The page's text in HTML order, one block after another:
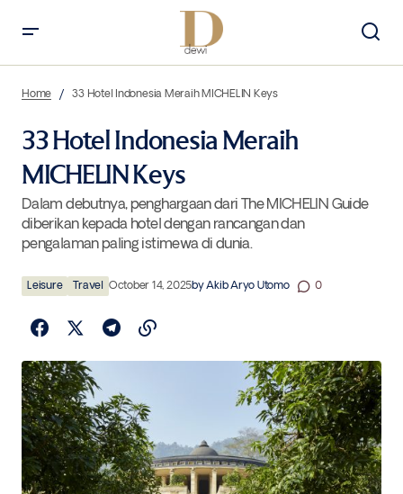
Home 33 Hotel Indonesia Meraih MICHELIN Keys
33 Hotel Indonesia Meraih
MICHELIN Keys
Dalam debutnya, penghargaan dari The MICHELIN Guide
diberikan kepada hotel dengan rancangan dan
pengalaman paling istimewa di dunia.
Leisure Travel October 14, 2025byAkib Aryo Utomo 0